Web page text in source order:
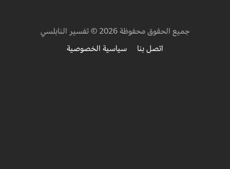
جميع الحقوق محفوظة 2026 © تفسير النابلسي
اتصل بنا
سياسية الخصوصية